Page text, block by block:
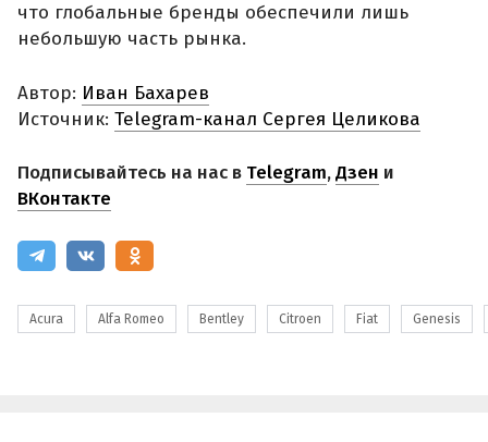
что глобальные бренды обеспечили лишь
небольшую часть рынка.
Автор: Иван Бахарев
Источник: Telegram-канал Сергея Целикова
Подписывайтесь на нас в Telegram,Дзен и
ВКонтакте
Acura Alfa Romeo Bentley Citroen Fiat Genesis